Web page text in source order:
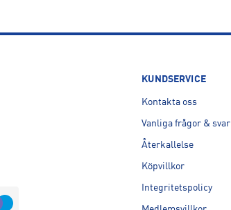
435 33, Mölnlycke, SE
KUNDSERVICE
Kontakta oss
Vanliga frågor & svar
Återkallelse
Köpvillkor
Integritetspolicy